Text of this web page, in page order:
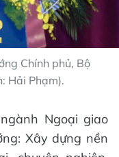
Chính phủ, Bộ
Hải Phạm).
Ngoại giao
Xây dựng nền